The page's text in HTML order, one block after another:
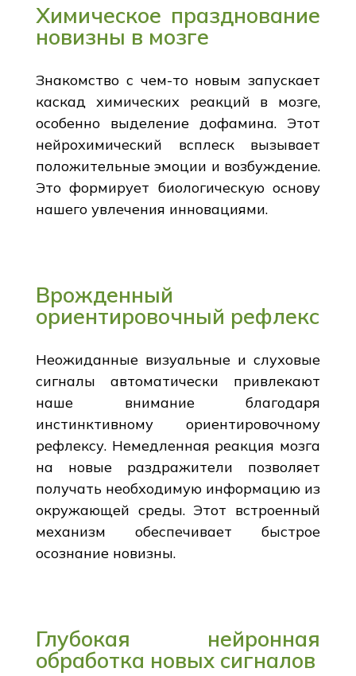
Химическое празднование
новизны в мозге
Знакомство с чем-то новым запускает
каскад химических реакций в мозге,
особенно выделение дофамина. Этот
нейрохимический всплеск вызывает
положительные эмоции и возбуждение.
Это формирует биологическую основу
нашего увлечения инновациями.
Врожденный
ориентировочный рефлекс
Неожиданные визуальные и слуховые
сигналы автоматически привлекают
наше внимание благодаря
инстинктивному ориентировочному
рефлексу. Немедленная реакция мозга
на новые раздражители позволяет
получать необходимую информацию из
окружающей среды. Этот встроенный
механизм обеспечивает быстрое
осознание новизны.
Глубокая нейронная
обработка новых сигналов